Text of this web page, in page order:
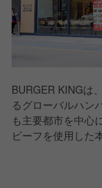
BURGER KINGは
るグローバルハン
も主要都市を中心
ビーフを使用した
も増え、幅広い